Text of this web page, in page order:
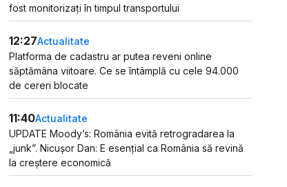
fost monitorizați în timpul transportului
12:27Actualitate
Platforma de cadastru ar putea reveni online
săptămâna viitoare. Ce se întâmplă cu cele 94.000
de cereri blocate
11:40Actualitate
UPDATE Moody’s: România evită retrogradarea la
„junk”. Nicușor Dan: E esențial ca România să revină
la creștere economică